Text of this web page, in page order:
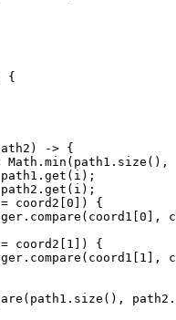
{
-> {
Math.min(path1.size(),
coord2[0]) {
coord2[1]) {